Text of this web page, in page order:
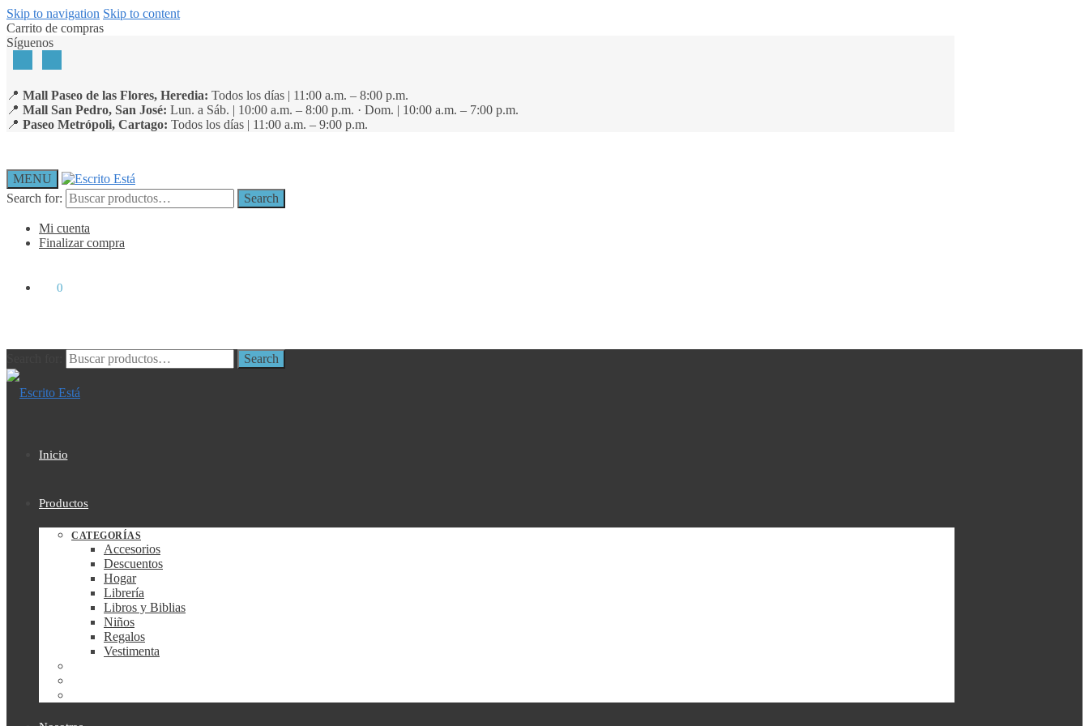
Skip to navigation Skip to content
Carrito de compras
Síguenos
📍 Mall Paseo de las Flores, Heredia: Todos los días | 11:00 a.m. – 8:00 p.m.
📍 Mall San Pedro, San José: Lun. a Sáb. | 10:00 a.m. – 8:00 p.m. · Dom. | 10:00 a.m. – 7:00 p.m.
📍 Paseo Metrópoli, Cartago: Todos los días | 11:00 a.m. – 9:00 p.m.
MENU
Search for:
Search
Mi cuenta
Finalizar compra
0
Search
Inicio
Productos
CATEGORÍAS
Accesorios
Descuentos
Hogar
Librería
Libros y Biblias
Niños
Regalos
Vestimenta